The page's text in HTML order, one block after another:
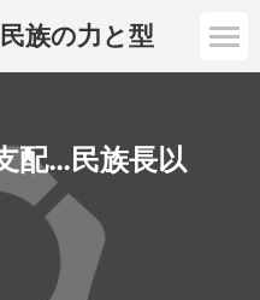
族の力と型
配…民族長以